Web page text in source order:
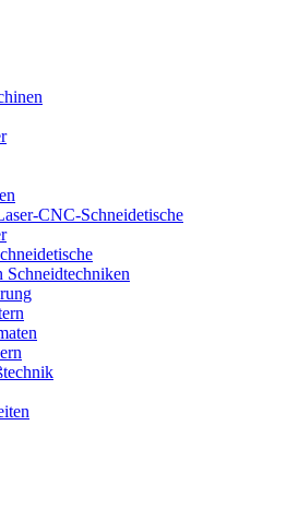
CNC-Schneidetische
Schneidtechniken